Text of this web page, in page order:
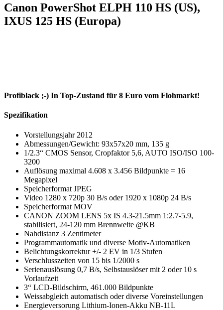
Canon PowerShot ELPH 110 HS (US),
IXUS 125 HS (Europa)
Profiblack ;-) In Top-Zustand für 8 Euro vom Flohmarkt!
Spezifikation
Vorstellungsjahr 2012
Abmessungen/Gewicht: 93x57x20 mm, 135 g
1/2.3“ CMOS Sensor, Cropfaktor 5,6, AUTO ISO/ISO 100-
3200
Auflösung maximal 4.608 x 3.456 Bildpunkte = 16
Megapixel
Speicherformat JPEG
Video 1280 x 720p 30 B/s oder 1920 x 1080p 24 B/s
Speicherformat MOV
CANON ZOOM LENS 5x IS 4.3-21.5mm 1:2.7-5.9,
stabilisiert, 24-120 mm Brennweite @KB
Nahdistanz 3 Zentimeter
Programmautomatik und diverse Motiv-Automatiken
Belichtungskorrektur +/- 2 EV in 1/3 Stufen
Verschlusszeiten von 15 bis 1/2000 s
Serienauslösung 0,7 B/s, Selbstauslöser mit 2 oder 10 s
Vorlaufzeit
3“ LCD-Bildschirm, 461.000 Bildpunkte
Weissabgleich automatisch oder diverse Voreinstellungen
Energieversorung Lithium-Ionen-Akku NB-11L